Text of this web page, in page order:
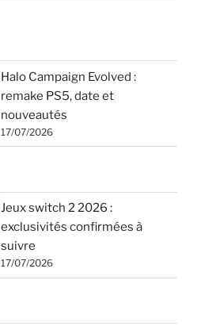
Halo Campaign Evolved :
remake PS5, date et
nouveautés
17/07/2026
Jeux switch 2 2026 :
exclusivités confirmées à
suivre
17/07/2026